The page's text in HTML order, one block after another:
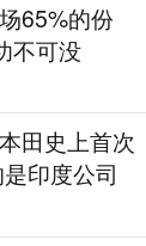
65%的份
不可没
田史上首次
印度公司